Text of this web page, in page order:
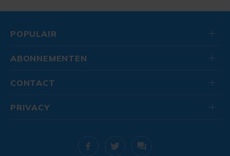
POPULAIR
ABONNEMENTEN
CONTACT
PRIVACY